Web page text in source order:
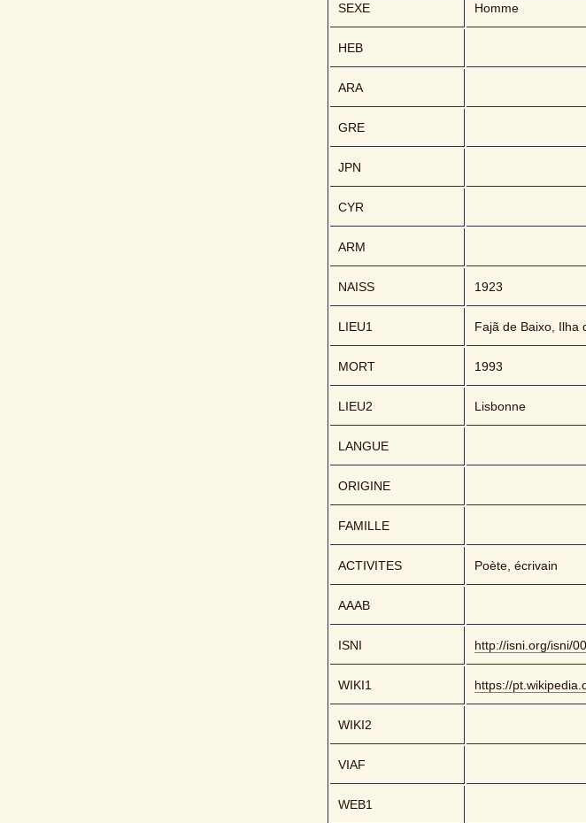
SEXE Homme
HEB
ARA
GRE
JPN
CYR
ARM
NAISS 1923
LIEU1 Fajã de Baixo, Ilha
MORT 1993
LIEU2 Lisbonne
LANGUE
ORIGINE
FAMILLE
ACTIVITES Poète, écrivain
AAAB
ISNI http://isni.org/isni/
WIKI1 https://
WIKI2
VIAF
WEB1